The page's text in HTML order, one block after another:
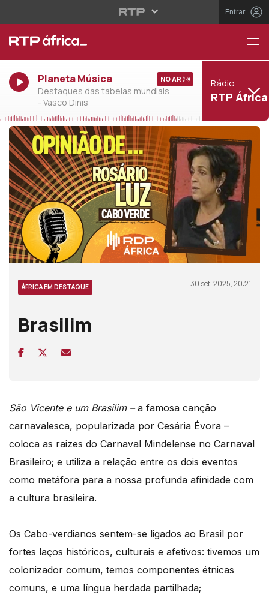
Entrar
Planeta Música
Destaques das tabelas mundiais
- Vasco Dinis
NO AR Rádio
RTP África
ÁFRICA EM DESTAQUE 30 set, 2025, 20:21
Brasilim
São Vicente e um Brasilim –a famosa canção
carnavalesca, popularizada por Cesária Évora –
coloca as raizes do Carnaval Mindelense no Carnaval
Brasileiro; e utiliza a relação entre os dois eventos
como metáfora para a nossa profunda afinidade com
a cultura brasileira.
Os Cabo-verdianos sentem-se ligados ao Brasil por
fortes laços históricos, culturais e afetivos: tivemos um
colonizador comum, temos componentes étnicas
comuns, e uma língua herdada partilhada;